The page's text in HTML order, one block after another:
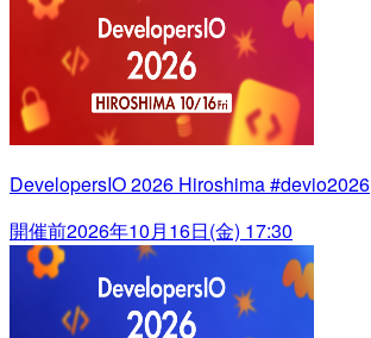
DevelopersIO 2026 Hiroshima #devio2026
開催前2026年10月16日(金) 17:30